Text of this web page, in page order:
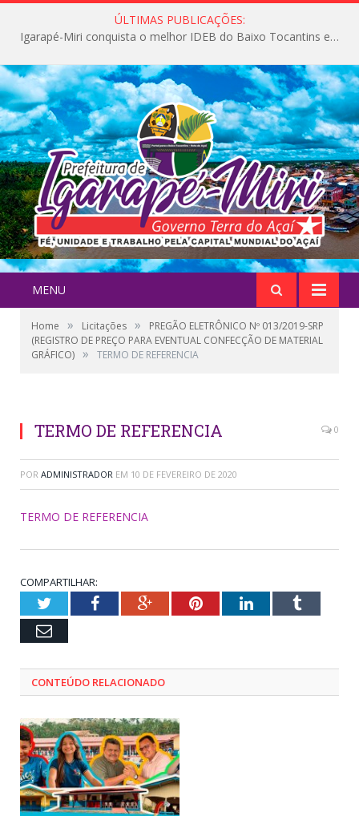
ÚLTIMAS PUBLICAÇÕES:
Igarapé-Miri conquista o melhor IDEB do Baixo Tocantins e avança na qualidade da educação pública
MENU
Home » Licitações »
PREGÃO ELETRÔNICO Nº 013/2019-SRP
(REGISTRO DE PREÇO PARA EVENTUAL CONFECÇÃO DE MATERIAL
GRÁFICO) » TERMO DE REFERENCIA
TERMO DE REFERENCIA 0
POR ADMINISTRADOR EM 10 DE FEVEREIRO DE 2020
TERMO DE REFERENCIA
COMPARTILHAR:
TwitterFacebookGoogle+PinterestLinkedInTumblr
Email
CONTEÚDO RELACIONADO